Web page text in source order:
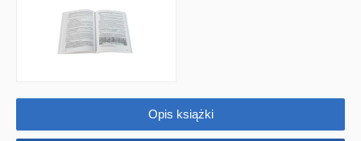
Promocje
QUIZY I ŁAMIGŁÓWKI NA WAKACJE -35%
Opis książki